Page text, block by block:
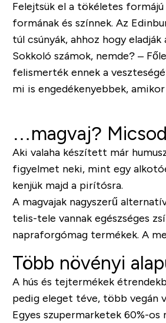
Felejtsük el a tökéletes
formának és színnek. Az
túl csúnyák, ahhoz hogy eladják
Sokkoló számok, nemde? –
felismerték ennek a
mi is engedékenyebbek,
…magvaj?
Aki valaha készített már
figyelmet neki, mint egy
kenjük majd a pirítósra.
A magvajak nagyszerű
telis-tele vannak egészséges
napraforgómag termékek. A
Több növényi
A hús és tejtermékek
pedig eleget téve, több vegán
Egyes szupermarketek 60%-